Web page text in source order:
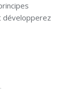
développerez